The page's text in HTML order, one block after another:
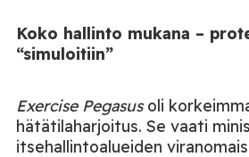
Koko hallinto mukana –
“simuloitiin”
Exercise Pegasusoli
hätätilaharjoitus. Se vaati
itsehallintoalueiden